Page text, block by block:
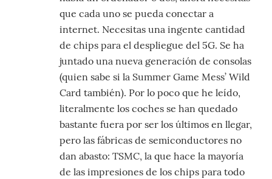
que cada uno se pueda conectar a
internet. Necesitas una ingente cantidad
de chips para el despliegue del 5G. Se ha
juntado una nueva generación de consolas
(quien sabe si la Summer Game Mess’ Wild
Card también). Por lo poco que he leído,
literalmente los coches se han quedado
bastante fuera por ser los últimos en llegar,
pero las fábricas de semiconductores no
dan abasto: TSMC, la que hace la mayoría
de las impresiones de los chips para todo